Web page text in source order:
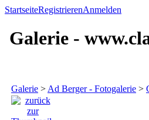
StartseiteRegistrierenAnmelden
Galerie -
Galerie > Ad Berger - Fotogalerie >